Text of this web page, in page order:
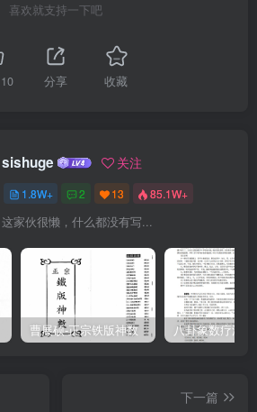
、镭、钨、钙、铅、铁，他的具体形状要看
色：白色、金色、铜色等；(2)季节：代表秋
(4)味觉：代表辛辣；(5)五常：代表义；(6)形
性，水的形态类似液体及生物之液化分泌
方朝下方渗透或者平面扩散。在自然界中已
雾、雨、霜、雪、冰、雹、河水、海水、江
液等等；(1)颜色：他的颜色比较特殊，通
透明色、蓝色、青色，但是在数量多的情况
、黑色：(2)季节：代表冬季；(3)方向：代表
；(5)五常：代表智；(6)形态：在形状方面代
、冰糕、渔业、服务业、贸易业、娱乐
喜欢就支持一下吧
10 分享 收藏
sishuge 关注
1.8W+ 2 13 85.1W+
这家伙很懒，什么都没有写...
曹展硕-正宗铁版神数
下一篇